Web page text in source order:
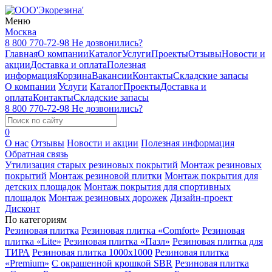
Меню
Москва
8 800 770-72-98 Не дозвонились?
ГлавнаяО компанииКаталогУслугиПроектыОтзывыНовости и
акцииДоставка и оплатаПолезная
информацияКорзинаВакансииКонтактыСкладские запасы
О компании Услуги КаталогПроектыДоставка и
оплатаКонтактыСкладские запасы
8 800 770-72-98 Не дозвонились?
0
О нас Отзывы Новости и акции Полезная информация
Обратная связь
Утилизация старых резиновых покрытий Монтаж резиновых
покрытий Монтаж резиновой плитки Монтаж покрытия для
детских площадок Монтаж покрытия для спортивных
площадок Монтаж резиновых дорожек Дизайн-проект
Дисконт
По категориям
Резиновая плитка Резиновая плитка «Comfort» Резиновая
плитка «Lite» Резиновая плитка «Пазл» Резиновая плитка для
ТИРА Резиновая плитка 1000x1000 Резиновая плитка
«Premium» С окрашенной крошкой SBR Резиновая плитка